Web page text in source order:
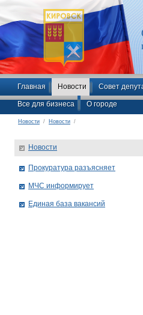
Главная Новости Совет
Все для бизнеса О городе
Новости / Новости /
Новости
Прокуратура разъясняет
МЧС информирует
Единая база вакансий